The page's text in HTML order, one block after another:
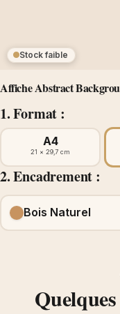
Affiche Abstract
1. Format :
Stock faible
A4
21 × 29,7 cm
2. Encadrement :
Bois Naturel